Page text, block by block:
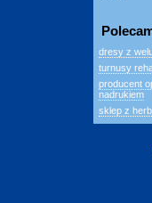
dresy z
turnusy
producent
nadrukiem
sklep z